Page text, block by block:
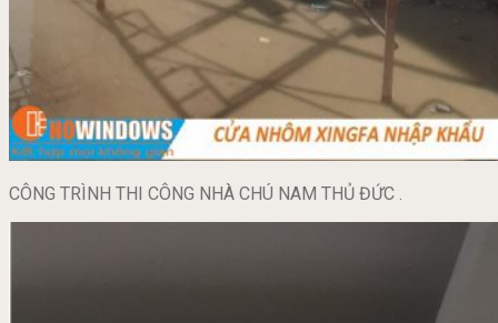
CÔNG TRÌNH THI CÔNG NHÀ CHÚ NAM THỦ ĐỨC .